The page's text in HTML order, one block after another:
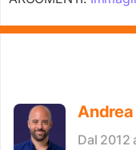
Dal 2012